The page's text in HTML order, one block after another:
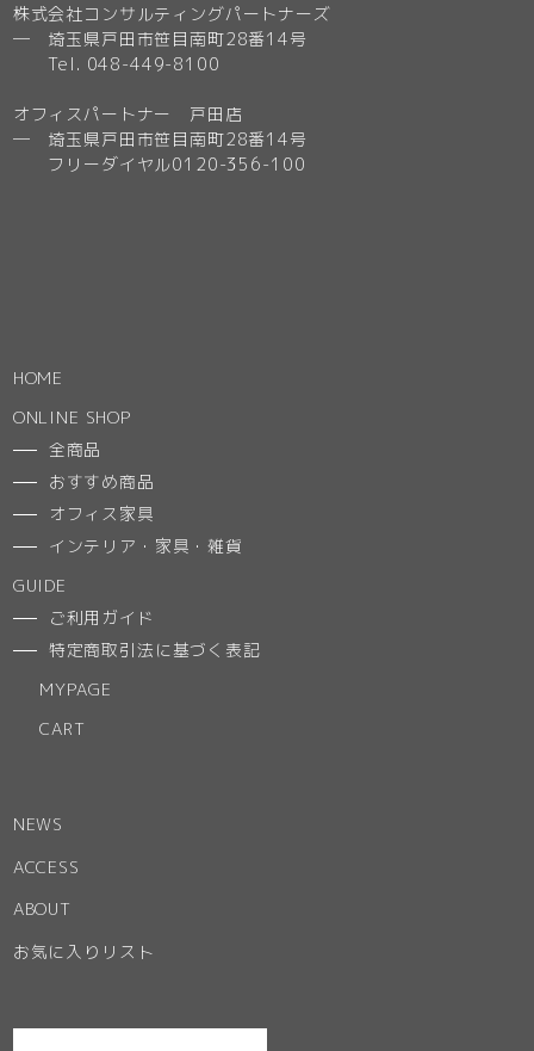
株式会社コンサルティングパートナーズ
─ 埼玉県戸田市笹目南町28番14号
Tel. 048-449-8100
オフィスパートナー 戸田店
─ 埼玉県戸田市笹目南町28番14号
フリーダイヤル0120-356-100
HOME
ONLINE SHOP
全商品
おすすめ商品
オフィス家具
インテリア・家具・雑貨
GUIDE
ご利用ガイド
特定商取引法に基づく表記
MYPAGE
CART
NEWS
ACCESS
ABOUT
お気に入りリスト